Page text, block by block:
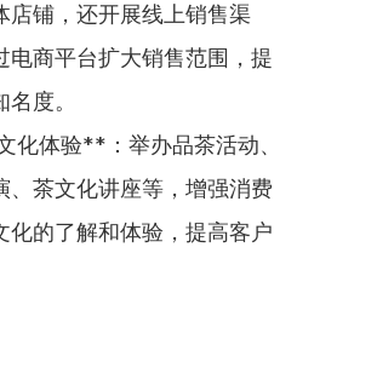
店铺，还开展线上销售渠
电商平台扩大销售范围，提
度。
化体验**：举办品茶活动、
、茶文化讲座等，增强消费
化的了解和体验，提高客户